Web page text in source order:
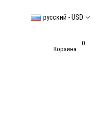
русский - USD
Корзина
0